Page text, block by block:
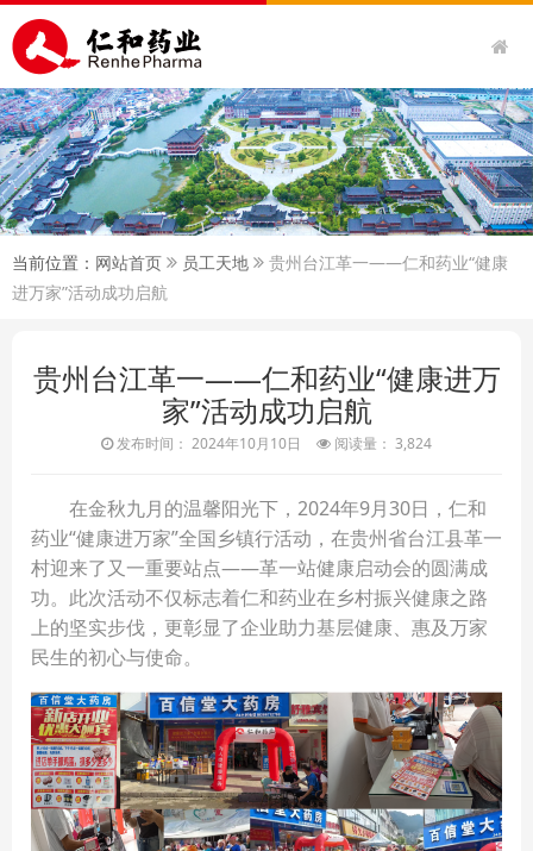
当前位置： 网站首页 员工天地
贵州台江革一——仁和药业“健康
进万家”活动成功启航
贵州台江革一——仁和药业“健康进万
家”活动成功启航
发布时间： 2024年10月10日 阅读量： 3,824
在金秋九月的温馨阳光下，2024年9月30日，仁和
药业“健康进万家”全国乡镇行活动，在贵州省台江县革一
村迎来了又一重要站点——革一站健康启动会的圆满成
功。此次活动不仅标志着仁和药业在乡村振兴健康之路
上的坚实步伐，更彰显了企业助力基层健康、惠及万家
民生的初心与使命。